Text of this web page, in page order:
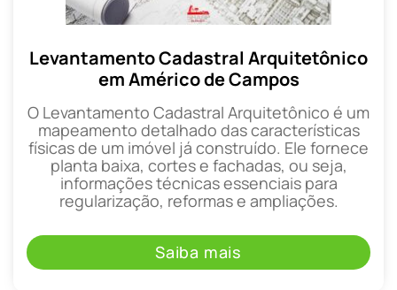
Levantamento Cadastral Arquitetônico
em Américo de Campos
O Levantamento Cadastral Arquitetônico é um
mapeamento detalhado das características
físicas de um imóvel já construído. Ele fornece
planta baixa, cortes e fachadas, ou seja,
informações técnicas essenciais para
regularização, reformas e ampliações.
Saiba mais